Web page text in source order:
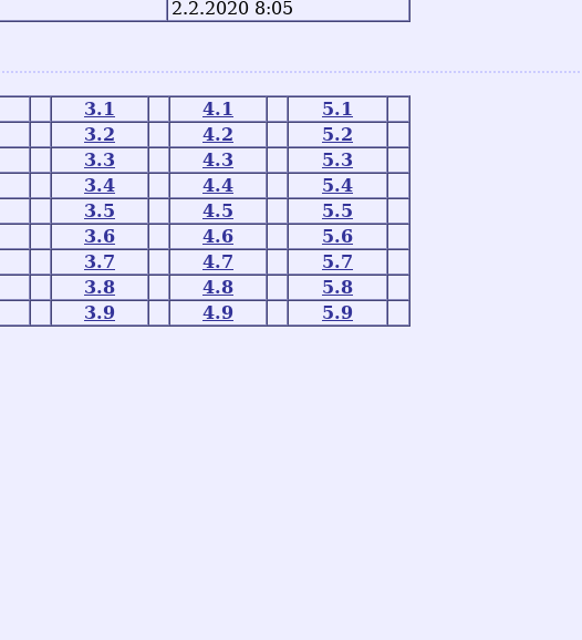
2.2.2020 8:05
3.1 4.1
5.1
3.2 4.2
5.2
3.3 4.3
5.3
3.4 4.4
5.4
3.5 4.5
5.5
3.6 4.6
5.6
3.7 4.7
5.7
3.8 4.8
5.8
3.9 4.9 5.9